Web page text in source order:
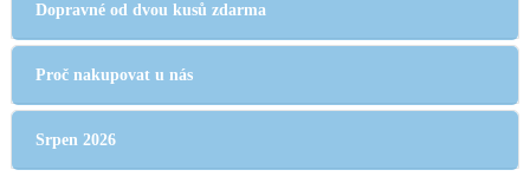
Dopravné od dvou kusů zdarma
Proč nakupovat u nás
Srpen 2026